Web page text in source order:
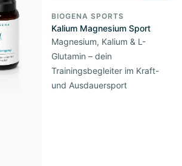
BIOGENA SPORTS
Kalium Magnesium Sport
Magnesium, Kalium & L-
Glutamin – dein
Trainingsbegleiter im Kraft-
und Ausdauersport